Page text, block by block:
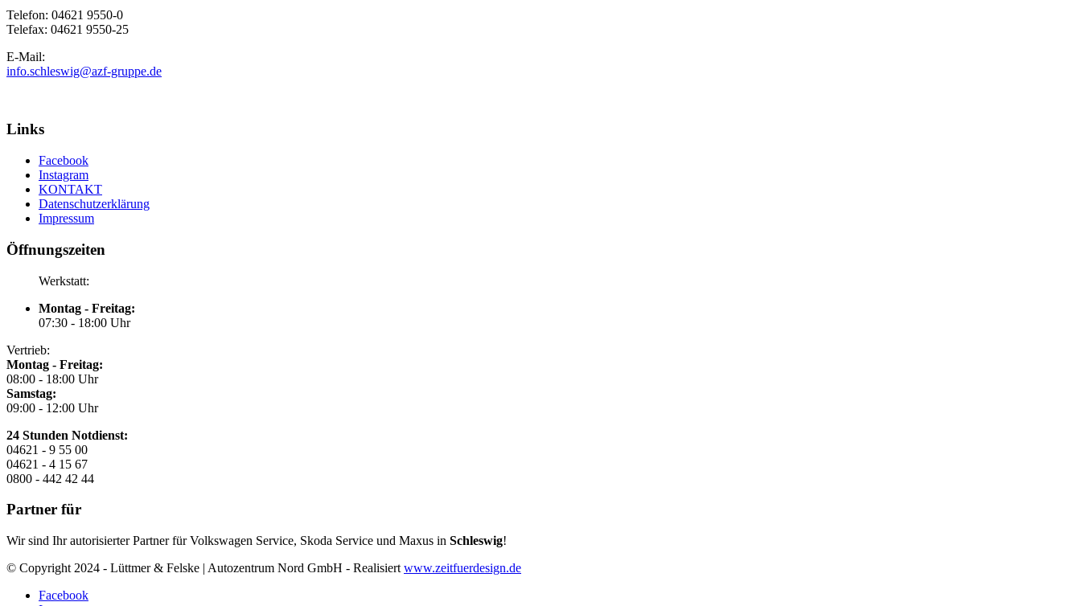
Telefon: 04621 9550-0
Telefax: 04621 9550-25
E-Mail:
info.schleswig@azf-gruppe.de
Links
Facebook
Instagram
KONTAKT
Datenschutzerklärung
Impressum
Öffnungszeiten
Werkstatt:
Montag - Freitag:
07:30 - 18:00 Uhr
Vertrieb:
Montag - Freitag:
08:00 - 18:00 Uhr
Samstag:
09:00 - 12:00 Uhr
24 Stunden Notdienst:
04621 - 9 55 00
04621 - 4 15 67
0800 - 442 42 44
Partner für
Wir sind Ihr autorisierter Partner für Volkswagen Service, Skoda Service und Maxus in Schleswig!
© Copyright 2024 - Lüttmer & Felske | Autozentrum Nord GmbH - Realisiert www.zeitfuerdesign.de
Facebook